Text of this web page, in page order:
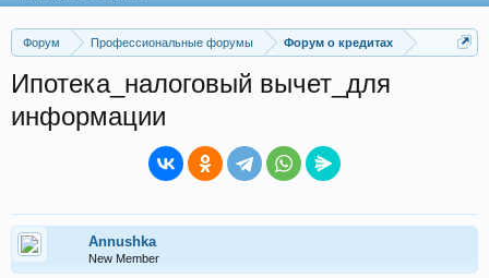
Форум Профессиональные форумы Форум о кредитах
Ипотека_налоговый вычет_для
информации
Annushka
New Member